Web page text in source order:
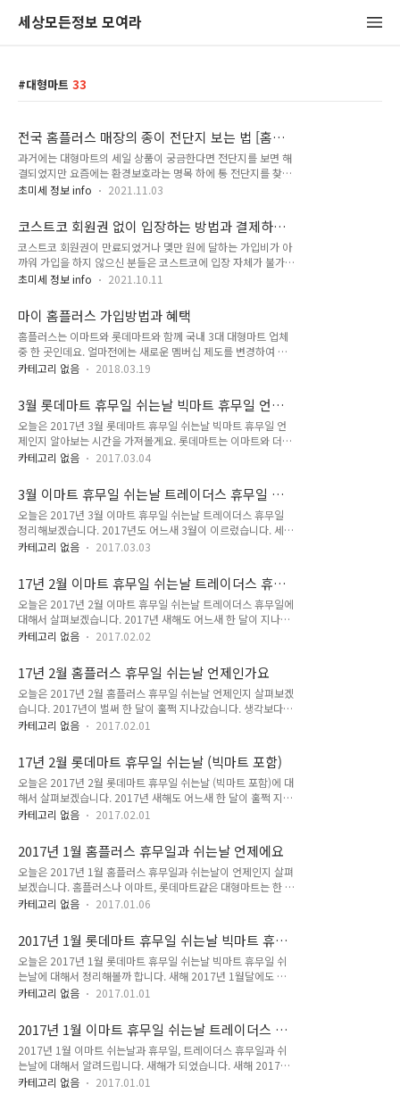
세상모든정보 모여라
대형마트 33
전국 홈플러스 매장의 종이 전단지 보는 법 [홈플
러스 익스프레스]
과거에는 대형마트의 세일 상품이 궁금한다면 전단지를 보면 해
결되었지만 요즘에는 환경보호라는 명목 하에 통 전단지를 찾아
볼 수 없습니다. 이러한 모습은 홈플러스도 마찬가지인데요. 그
홈플러스 익스프레스 (슈퍼마켓)의 종이 전단지를 인터넷을 통
해 간단하게 확인할 수 있습니다. 마이홈플러스 접속 가장 먼저
[마이홈플러스]라는 웹사이트에 접속해야 합니다. 메인 페이지
에서 오른쪽 상단 메뉴를 누른 후 [디지털 전단 - 종이전단 보기]
메뉴를 누르세요. 매장 검색 그러면 현재 매장의 종이 전단지를
있을 것입니다. 이것을 내가 찾고자 하는 매장으로 변경해주면
되는데요. [다른 매장 검색] 버튼을..
초미세 정보 info 2021.11.03
코스트코 회원권 없이 입장하는 방법과 결제하는
방법
코스트코 회원권이 만료되었거나 몇만 원에 달하는 가입비가 아
까워 가입을 하지 않으신 분들은 코스트코에 입장 자체가 불가능
합니다. 이것뿐만 아니라 쇼핑 후에도 결제는 오직 현대카드와
트코 회원권 없이 입장하는 방법과 결제하는 방법이 있다는 것,
알고 계신가요? 오늘 그 방법을 알려드리겠습니다. 1. 멤버십 카
드 없이 입장하는 방법 코스트코 멤버십 카드없이 입장하는 방법
은 크게 2가지입니다. 우선 회원권을 소지한 지인과 함께 쇼핑을
하는 방법으로 회원권 소지자를 제외한 성인 2명까지 동반 입장
권하는 방법은 아닌데요. 또 하나의 방법은 바로 상품권을 구매
해서 입장하는 것입니다. 코스트코..
초미세 정보 info 2021.10.11
마이 홈플러스 가입방법과 혜택
홈플러스는 이마트와 롯데마트와 함께 국내 3대 대형마트 업체
중 한 곳인데요. 얼마전에는 새로운 멤버십 제도를 변경하여 고
객들에게 선보였습니다. 마이 홈플러스라고 부르고 있는데요. 이
자 합니다. 마이 홈플러스는 홈플러스의 새로운 멤버십 서비스로
기존 훼밀리카드 멤버십 고객도 신규로 회원가입을 필요로 하고
있습니다. 최대 2%의 포인트를 적립시켜 주고 있으며, 적립한
포인트는 현금처럼 언제든지 결제 시 사용할 수 있는데요. 친구
나 지인에게 선물할 수 도 있으며, 제휴 포인트로의 전환도 가능
트 관리는 물론 쿠폰과 행사정보, 이벤트 정보등을 모두 확인할
수 있습니다. 마이 홈플러스 카드 종류는..
카테고리 없음 2018.03.19
3월 롯데마트 휴무일 쉬는날 빅마트 휴무일 언제
인가요
오늘은 2017년 3월 롯데마트 휴무일 쉬는날 빅마트 휴무일 언
제인지 알아보는 시간을 가져볼게요. 롯데마트는 이마트와 더불
어 국내에서 가장 큰 규모를 자랑하고 있는 대형마트입니다. 요
중국측에서 롯데측에 온갖 규제를 들이밀고 있는데요. 일련의 사
건들을 보면서 롯데그룹이 안쓰러운 것은 처음인 것 같습니다.
시간이 날 때 롯데마트에서 물건 하나라도 더 사야겠다는 생각이
들면서 3월 롯데마트와 빅마트의 휴무일과 쉬는날에 대해서 살
펴볼게요. 3월 8일과 22일 수요일에는 서울 행당역과 경기도 빅
주와 오산, 의왕과 주엽, 화정, 원주와 홍성, 구미와 김천, 나주매
장에서 휴무일로 지정되었습..
카테고리 없음 2017.03.04
3월 이마트 휴무일 쉬는날 트레이더스 휴무일 정
리
오늘은 2017년 3월 이마트 휴무일 쉬는날 트레이더스 휴무일
정리해보겠습니다. 2017년도 어느새 3월이 이르렀습니다. 세월
이 참 빨리 가는 것 같은데요. 국내에서 가장 대형마트인 이마트
되는 이때, 이마트 휴무일과 쉬는날이 언제인지 살펴보고, 동시
에 창고형 대형마트인 트레이더스의 휴무일과 쉬는날도 언제인
지 함께 살펴볼게요. 3월 8일 수요일에는 경기도를 중심으로 많
은 매장에서 휴무일로 지정되었습니다. 인천공항과 스타필드하
남, 김포한강, 과천, 남양주, 덕이, 도농, 별내, 안성, 안양, 양주,
하남, 화정점, 보령, 경산, 구미, 김천, 동구미, 상주, 안동, 영천..
카테고리 없음 2017.03.03
17년 2월 이마트 휴무일 쉬는날 트레이더스 휴무
일
오늘은 2017년 2월 이마트 휴무일 쉬는날 트레이더스 휴무일에
대해서 살펴보겠습니다. 2017년 새해도 어느새 한 달이 지나갔
습니다. 세월이 참 빨리도 가는 것 같은데요. 2월달이 지나가면
시즌을 마무리하고 봄 시즌을 준비하는데 분주할 것 같은데요.
이번 시간에는 2월의 이마트와 트레이더스의 휴무일과 쉬는날
이 언제인지 살펴볼게요. 2월 6일 월요일에는 인천점을 시작으
로 2월의 휴무일을 시작합니다. 뒤이어 8일 수요일에는 인천공
항과 스타필드 하남, 과천, 김포한강, 남양주, 덕이, 도농, 별내,
천, 풍산과 하남, 화정, 보령, 경산, 구미와 김천, 상주와 안동점이
모두..
카테고리 없음 2017.02.02
17년 2월 홈플러스 휴무일 쉬는날 언제인가요
오늘은 2017년 2월 홈플러스 휴무일 쉬는날 언제인지 살펴보겠
습니다. 2017년이 벌써 한 달이 훌쩍 지나갔습니다. 생각보다
빨리 간 것 같은데요. 2월달만 지나면 겨울이 가고 봄의 계절이
로 바쁠 시기일텐데요. 이번 시간에는 2월 홈플러스 휴뮤일과 쉬
는날이 언제인지 여러분과 함께 공유해볼게요. 2월 12일과 26
일 일요일에는 거의 대다수의 홈플러스 매장의 휴무일입니다. 서
울에서는 강서와 강동, 동대문과 금천, 목동, 방학, 면목, 서울남
현, 신내, 시흥, 영등포, 월곡, 월드컵, 잠실, 중계, 합정점이 쉬는
이 쉬는날인데요. 가좌, 간석, 인천연수, 청라, 인하, 작전, 동수원
과 병점..
카테고리 없음 2017.02.01
17년 2월 롯데마트 휴무일 쉬는날 (빅마트 포함)
오늘은 2017년 2월 롯데마트 휴무일 쉬는날 (빅마트 포함)에 대
해서 살펴보겠습니다. 2017년 새해도 어느새 한 달이 훌쩍 지나
갔습니다. 세월이 참 빠르게 가는 것 같아 아쉽기도 한데요. 대형
는 한 달에 2번씩 의무휴무일을 지정하여 쉬어줘야 합니다. 이번
시간에는 2월 롯데마트와 빅마트의 휴무일과 쉬는날이 언제인
지 매장별로 알아보겠습니다. 2월 8일과 22일은 수요일입니다.
이 날은 서울 행당역과 경기도의 빅마트인 킨텍스점, 고양, 구리,
김포, 덕소와 동두천, 마석과 안성, 양주와 오산, 의왕, 주엽, 화정
주점도 모두 휴무일로 지정되었습니다. LPay 엘페이 사용처 살
펴보세요 G..
카테고리 없음 2017.02.01
2017년 1월 홈플러스 휴무일과 쉬는날 언제에요
오늘은 2017년 1월 홈플러스 휴무일과 쉬는날이 언제인지 살펴
보겠습니다. 홈플러스나 이마트, 롯데마트같은 대형마트는 한 달
에 2번씩 의무 휴무일을 지정하여 반드시 쉬어줘야 합니다. 골목
성있는 제도라는 생각은 들지 않은데 계속해서 시행중에 있습니
다. 새해 2017년 1월 전국 홈플러스 매장의 휴무일과 쉬는날을
정리해볼게요. 1월 8일과 22일 일요일에는 가장 많은 매장이 휴
무일로 지정되었습니다. 서울에서는 강서와 강동, 금천, 동대문,
목동, 방학, 신내, 시흥, 영등포, 월곡, 월드컵, 잠실과 합정동이
리, 야탑, 평택안중, 대구수성, 칠곡, 경주, 포항, 울산, 가야, 부산
정관..
카테고리 없음 2017.01.06
2017년 1월 롯데마트 휴무일 쉬는날 빅마트 휴무
일 쉬는날
오늘은 2017년 1월 롯데마트 휴무일 쉬는날 빅마트 휴무일 쉬
는날에 대해서 정리해볼까 합니다. 새해 2017년 1월달에도 어
김없이 대형마트는 휴무일을 지정하여 한달에 두번씩 쉬어야 하
지되고 있습니다. 그래서 일반 소비자들은 선택권을 박탈당한 채
불편을 감수할 수 밖에 없는데요. 어떤 매장과 지점이 며칠에 쉬
고있는지 살펴보도록 하겠습니다. 1월 8일과 22일 일요일에는
대다수의 많은 롯데마트와 빅마트가 휴무일로 지정되었습니다.
서울에서는 빅마트 금천과 영등포, 도봉점이 모두 쉴 예정인데
카테고리 없음 2017.01.01
2017년 1월 이마트 휴무일 쉬는날 트레이더스 휴
무일 쉬는날
2017년 1월 이마트 쉬는날과 휴무일, 트레이더스 휴무일과 쉬
는날에 대해서 알려드립니다. 새해가 되었습니다. 새해 2017년
에는 모든 분들이 건강하고 행복하기를 바라면서, 새해가 되어도
카테고리 없음 2017.01.01